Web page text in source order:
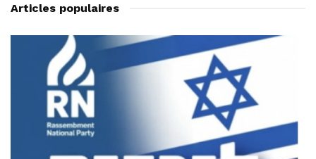
Articles populaires